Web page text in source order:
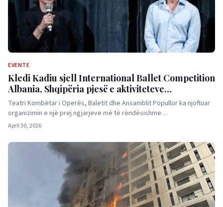
EVENTE
Kledi Kadiu sjell International Ballet Competition
Albania, Shqipëria pjesë e aktiviteteve
prestigjioze të baletit
Teatri Kombëtar i Operës, Baletit dhe Ansamblit Popullor ka njoftuar
organizimin e një prej ngjarjeve më të rëndësishme…
April 30, 2026